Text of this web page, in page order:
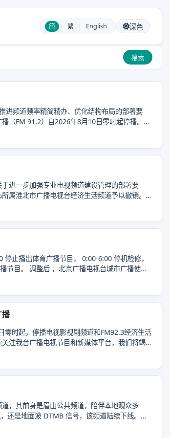
简 | 繁 English 深色
搜索
进频道频率精简精办、优化结构布局的部署要
（FM 91.2）自2026年8月10日零时起停播。
进一步加强专业电视频道建设管理的部署要
属淮北市广播电视台经济生活频道予以撤销。
止播出体育广播节目， 0:00-6:00 停机检修，
节目。 调整后 ，北京广播电视台城市广播使用
播
时起，停播电视影视剧频道和FM92.3经济生活
注我台广播电视节目和新媒体平台，我们将竭
，其前身是眉山公共频道，陪伴本地观众多
还是地面波 DTMB 信号，该频道陆续下线。原